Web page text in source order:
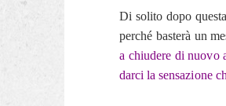
Di solito dopo
perché basterà un
a chiudere di nuovo
darci la sensazione